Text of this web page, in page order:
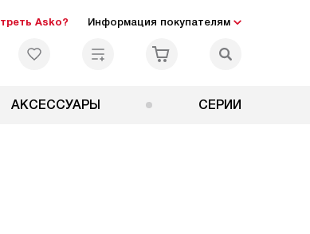
Asko? Информация покупателям
АКСЕССУАРЫ СЕРИИ